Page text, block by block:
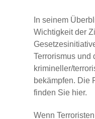
In seinem
Wichtigkeit der
Terrorismus und
krimineller/
bekämpfen. Die
finden Sie hier.
Wenn